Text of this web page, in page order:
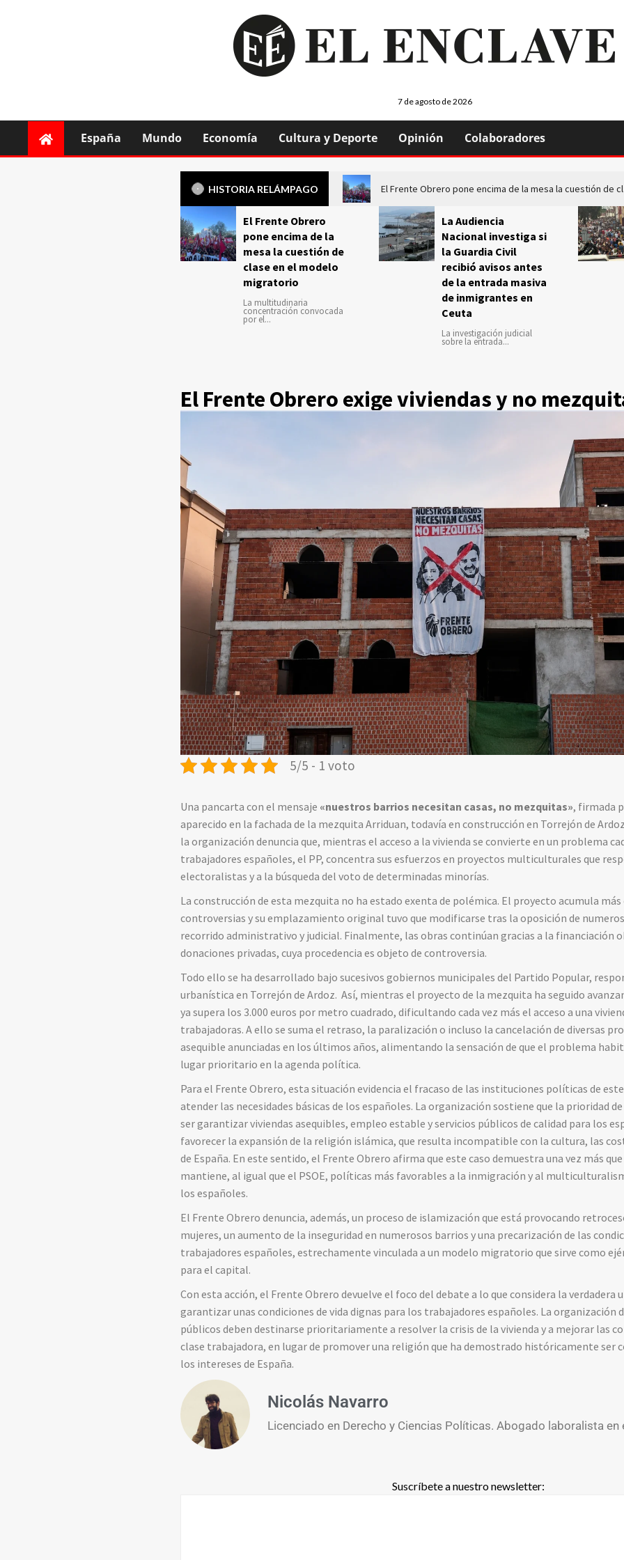
7 de agosto de 2026
España Mundo Economía Cultura y Deporte Opinión Colaboradores
HISTORIA RELÁMPAGO El Frente Obrero pone encima de la mesa la cuestión de
El Frente Obrero
pone encima de la
mesa la cuestión de
clase en el modelo
migratorio
La multitudinaria
concentración convocada
por el...
La Audiencia
Nacional investiga si
la Guardia Civil
recibió avisos antes
de la entrada masiva
de inmigrantes en
Ceuta
La investigación judicial
sobre la entrada...
El Frente Obrero exige viviendas y no
5/5 - 1 voto
Una pancarta con el mensaje «nuestros barrios necesitan casas, no mezquitas», firmada
aparecido en la fachada de la mezquita Arriduan, todavía en construcción en Torrejón de
la organización denuncia que, mientras el acceso a la vivienda se convierte en un problema
trabajadores españoles, el PP, concentra sus esfuerzos en proyectos multiculturales que
electoralistas y a la búsqueda del voto de determinadas minorías.
La construcción de esta mezquita no ha estado exenta de polémica. El proyecto acumula más
controversias y su emplazamiento original tuvo que modificarse tras la oposición de
recorrido administrativo y judicial. Finalmente, las obras continúan gracias a la financiación
donaciones privadas, cuya procedencia es objeto de controversia.
Todo ello se ha desarrollado bajo sucesivos gobiernos municipales del Partido Popular,
urbanística en Torrejón de Ardoz. Así, mientras el proyecto de la mezquita ha seguido
ya supera los 3.000 euros por metro cuadrado, dificultando cada vez más el acceso a una
trabajadoras. A ello se suma el retraso, la paralización o incluso la cancelación de diversas
asequible anunciadas en los últimos años, alimentando la sensación de que el problema
lugar prioritario en la agenda política.
Para el Frente Obrero, esta situación evidencia el fracaso de las instituciones políticas de
atender las necesidades básicas de los españoles. La organización sostiene que la prioridad
ser garantizar viviendas asequibles, empleo estable y servicios públicos de calidad para los
favorecer la expansión de la religión islámica, que resulta incompatible con la cultura, las
de España. En este sentido, el Frente Obrero afirma que este caso demuestra una vez más
mantiene, al igual que el PSOE, políticas más favorables a la inmigración y al
los españoles.
El Frente Obrero denuncia, además, un proceso de islamización que está provocando
mujeres, un aumento de la inseguridad en numerosos barrios y una precarización de las
trabajadores españoles, estrechamente vinculada a un modelo migratorio que sirve como
para el capital.
Con esta acción, el Frente Obrero devuelve el foco del debate a lo que considera la verdadera
garantizar unas condiciones de vida dignas para los trabajadores españoles. La organización
públicos deben destinarse prioritariamente a resolver la crisis de la vivienda y a mejorar las
clase trabajadora, en lugar de promover una religión que ha demostrado históricamente ser
los intereses de España.
Nicolás Navarro
Licenciado en Derecho y Ciencias Políticas. Abogado laboralista
Suscríbete a nuestro newsletter: